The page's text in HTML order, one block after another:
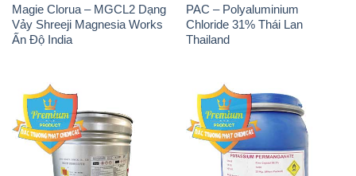
Magie Clorua – MGCL2 Dạng
Vảy Shreeji Magnesia Works
Ấn Độ India
PAC – Polyaluminium
Chloride 31% Thái Lan
Thailand